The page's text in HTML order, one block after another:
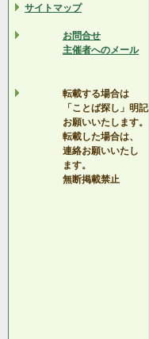
サイトマップ
お問合せ
主催者へのメール
転載する場合は
「ことば探し」明記
お願いいたします。
転載した場合は、
連絡お願いいたし
ます。
無断掲載禁止